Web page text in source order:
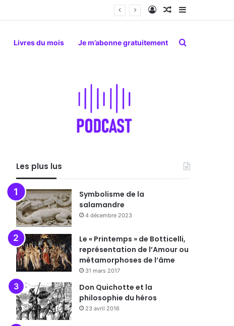
Connexion
Article Aléatoire
Sidebar
Livres du mois Je m’abonne gratuitement Rechercher
Les plus lus
Symbolisme de la
salamandre
4 décembre 2023
Le « Printemps » de Botticelli,
représentation de l’Amour ou
métamorphoses de l’âme
31 mars 2017
Don Quichotte et la
philosophie du héros
23 avril 2016